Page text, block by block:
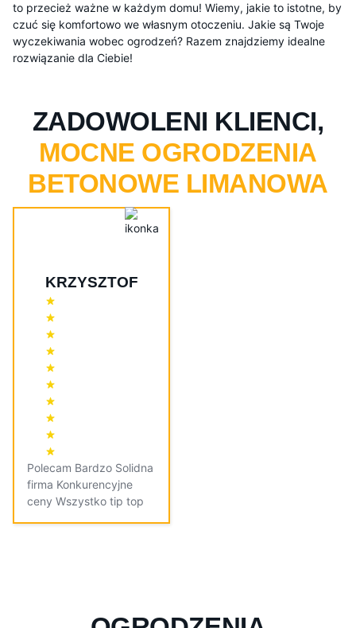
to przecież ważne w każdym domu! Wiemy, jakie to istotne, by
czuć się komfortowo we własnym otoczeniu. Jakie są Twoje
wyczekiwania wobec ogrodzeń? Razem znajdziemy idealne
rozwiązanie dla Ciebie!
ZADOWOLENI KLIENCI,
MOCNE OGRODZENIA
BETONOWE LIMANOWA
KRZYSZTOF
Polecam Bardzo Solidna
firma Konkurencyjne
ceny Wszystko tip top